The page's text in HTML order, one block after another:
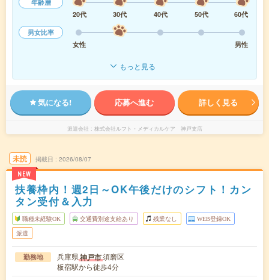
年齢層
20代
30代 40代 50代
60代
男女比率
女性
男性
もっと見る
気になる! 応募へ進む 詳しく見る
派遣会社 株式会社ルフト・メディカルケア 神戸支店
未読
NEW
掲載日 2026/08/07
扶養枠内！週2日～OK午後だけのシフト！カン
タン受付＆入力
職種未経験OK 交通費別途支給あり 残業なし WEB登録OK
派遣
勤務地 兵庫県神戸市須磨区
板宿駅から徒歩4分